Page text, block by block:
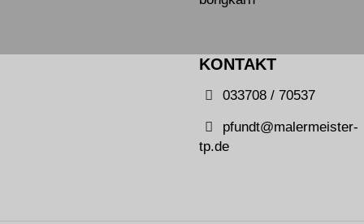
KONTAKT
033708 / 70537
pfundt@malermeister-
tp.de